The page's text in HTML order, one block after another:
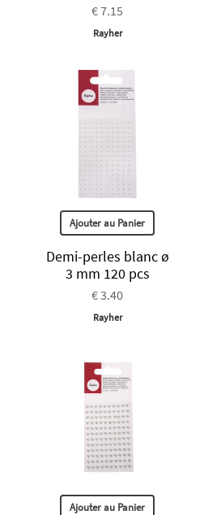
€ 7.15
Rayher
Ajouter au Panier
Demi-perles blanc ø
3 mm 120 pcs
€ 3.40
Rayher
Ajouter au Panier